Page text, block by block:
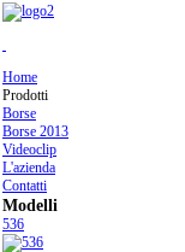
Home
Prodotti
Borse
Borse 2013
Videoclip
L'azienda
Contatti
Modelli
536